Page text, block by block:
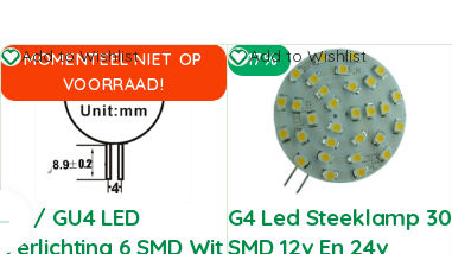
MOMENTEEL NIET OP
VOORRAAD!
Add to Wishlist
G4 / GU4 LED
Verlichting 6 SMD Wit
-17%
Add to Wishlist
G4 Led Steeklamp 30
SMD 12v En 24v